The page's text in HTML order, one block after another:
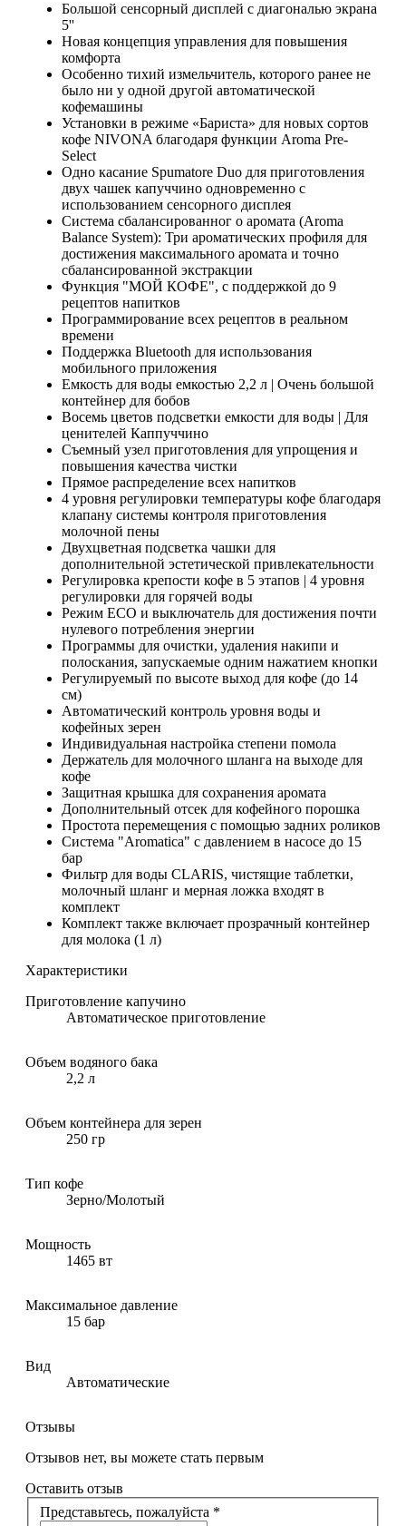
Большой сенсорный дисплей с диагональю экрана
5''
Новая концепция управления для повышения
комфорта
Особенно тихий измельчитель, которого ранее не
было ни у одной другой автоматической
кофемашины
Установки в режиме «Бариста» для новых сортов
кофе NIVONA благодаря функции Aroma Pre-
Select
Одно касание Spumatore Duo для приготовления
двух чашек капуччино одновременно с
использованием сенсорного дисплея
Система сбалансированног о аромата (Aroma
Balance System): Три ароматических профиля для
достижения максимального аромата и точно
сбалансированной экстракции
Функция "МОЙ КОФЕ", с поддержкой до 9
рецептов напитков
Программирование всех рецептов в реальном
времени
Поддержка Bluetooth для использования
мобильного приложения
Емкость для воды емкостью 2,2 л | Очень большой
контейнер для бобов
Восемь цветов подсветки емкости для воды | Для
ценителей Каппуччино
Съемный узел приготовления для упрощения и
повышения качества чистки
Прямое распределение всех напитков
4 уровня регулировки температуры кофе благодаря
клапану системы контроля приготовления
молочной пены
Двухцветная подсветка чашки для
дополнительной эстетической привлекательности
Регулировка крепости кофе в 5 этапов | 4 уровня
регулировки для горячей воды
Режим ECO и выключатель для достижения почти
нулевого потребления энергии
Программы для очистки, удаления накипи и
полоскания, запускаемые одним нажатием кнопки
Регулируемый по высоте выход для кофе (до 14
см)
Автоматический контроль уровня воды и
кофейных зерен
Индивидуальная настройка степени помола
Держатель для молочного шланга на выходе для
кофе
Защитная крышка для сохранения аромата
Дополнительный отсек для кофейного порошка
Простота перемещения с помощью задних роликов
Система "Aromatica" с давлением в насосе до 15
бар
Фильтр для воды CLARIS, чистящие таблетки,
молочный шланг и мерная ложка входят в
комплект
Комплект также включает прозрачный контейнер
для молока (1 л)
Характеристики
Приготовление капучино
Автоматическое приготовление
Объем водяного бака
2,2 л
Объем контейнера для зерен
250 гр
Тип кофе
Зерно/Молотый
Мощность
1465 вт
Максимальное давление
15 бар
Вид
Автоматические
Отзывы
Отзывов нет, вы можете стать первым
Оставить отзыв
Представьтесь, пожалуйста *